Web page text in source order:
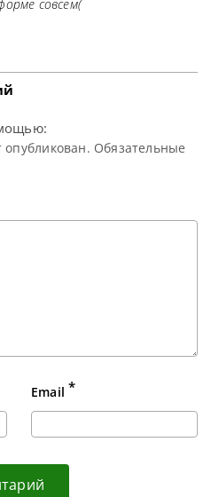
совсем(
Обязательные
Email *